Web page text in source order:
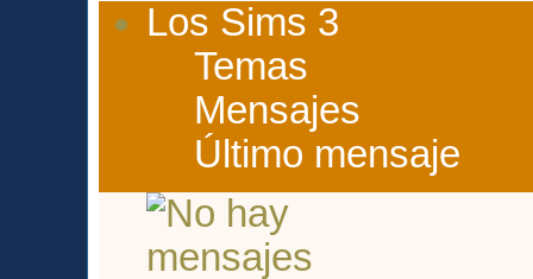
Los Sims 3
Temas
Mensajes
Último mensaje